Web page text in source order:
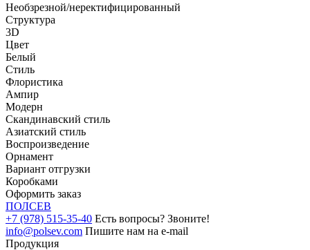
Необзрезной/неректифицированный
Структура
3D
Цвет
Белый
Стиль
Флористика
Ампир
Модерн
Скандинавский стиль
Азиатский стиль
Воспроизведение
Орнамент
Вариант отгрузки
Коробками
Оформить заказ
ПОЛСЕВ
+7 (978) 515-35-40 Есть вопросы? Звоните!
info@polsev.com Пишите нам на e-mail
Продукция